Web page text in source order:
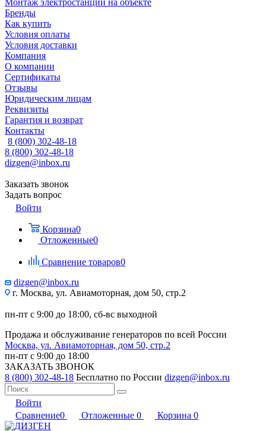
Монтаж электростанции на объекте
Бренды
Как купить
Условия оплаты
Условия доставки
Компания
О компании
Сертификаты
Отзывы
Юридическим лицам
Реквизиты
Гарантия и возврат
Контакты
8 (800) 302-48-18
8 (800) 302-48-18
dizgen@inbox.ru
Заказать звонок
Задать вопрос
Войти
Корзина0
Отложенные0
Сравнение товаров0
dizgen@inbox.ru
г. Москва, ул. Авиамоторная, дом 50, стр.2
пн-пт с 9:00 до 18:00, сб-вс выходной
Продажа и обслуживание генераторов по всей России
Москва, ул. Авиамоторная, дом 50, стр.2
пн-пт с 9:00 до 18:00
ЗАКАЗАТЬ ЗВОНОК
8 (800) 302-48-18 Бесплатно по России dizgen@inbox.ru
Войти
Сравнение0 Отложенные 0 Корзина 0